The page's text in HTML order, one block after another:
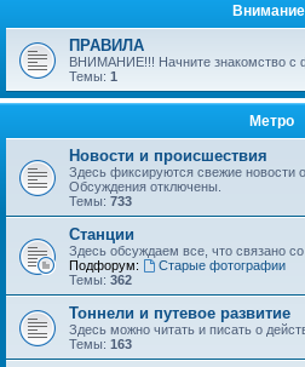
ПРАВИЛА
ВНИМАНИЕ!!! Начните знакомство с
Темы: 1
Метро
Новости и происшествия
Здесь фиксируются свежие новости
Обсуждения отключены.
Темы: 733
Станции
Здесь обсуждаем все, что связано
Подфорум:
Старые фотографии
Темы: 362
Тоннели и путевое развитие
Здесь можно читать и писать о
Темы: 163